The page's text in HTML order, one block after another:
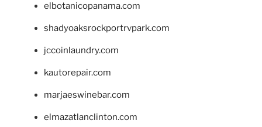
elbotanicopanama.com
shadyoaksrockportrvpark.com
jccoinlaundry.com
kautorepair.com
marjaeswinebar.com
elmazatlanclinton.com